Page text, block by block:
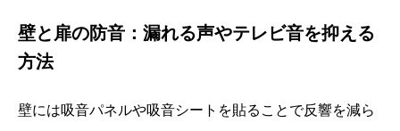
壁と扉の防音：漏れる声やテレビ音を抑える
方法
壁には吸音パネルや吸音シートを貼ることで反響を減ら